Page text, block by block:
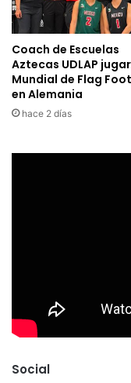
Coach de Escuelas
Aztecas UDLAP
Mundial de Flag
en Alemania
hace 2 días
Social